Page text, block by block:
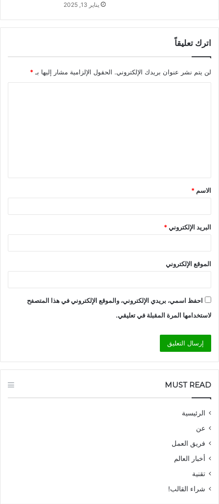
يناير 13, 2025
اترك تعليقاً
لن يتم نشر عنوان بريدك الإلكتروني. الحقول الإلزامية مشار إليها بـ*
ق
*
الاسم *
البريد الإلكتروني*
الموقع الإلكتروني
احفظ اسمي، بريدي الإلكتروني، والموقع الإلكتروني في هذا المتصفح
لاستخدامها المرة المقبلة في تعليقي.
MUST READ
الرئيسية
عن
فريق العمل
أخبار العالم
تقنية
شراء القالب!